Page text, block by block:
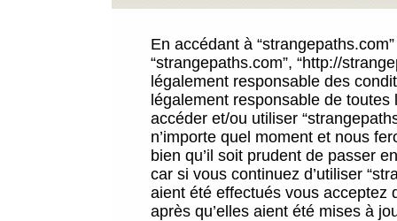
En accédant à
“strangepaths.com”, “http://
légalement responsable des
légalement responsable de
accéder et/ou utiliser
n’importe quel moment et nous
bien qu’il soit prudent de passer
car si vous continuez d’utiliser
aient été effectués vous acceptez
après qu’elles aient été mises à